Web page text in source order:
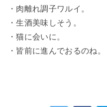
・肉離れ調子ワルイ。
・生酒美味しそう。
・猫に会いに。
・皆前に進んでおるのね。